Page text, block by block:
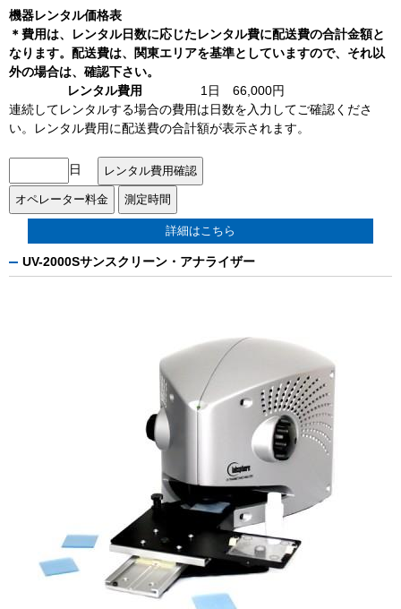
機器レンタル価格表
＊費用は、レンタル日数に応じたレンタル費に配送費の合計金額と
なります。配送費は、関東エリアを基準としていますので、それ以
外の場合は、確認下さい。
レンタル費用
1日 66,000円
連続してレンタルする場合の費用は日数を入力してご確認くださ
い。レンタル費用に配送費の合計額が表示されます。
日
詳細はこちら
UV-2000Sサンスクリーン・アナライザー